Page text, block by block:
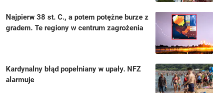
Najpierw 38 st. C., a potem potężne burze z
gradem. Te regiony w centrum zagrożenia
Kardynalny błąd popełniany w upały. NFZ
alarmuje